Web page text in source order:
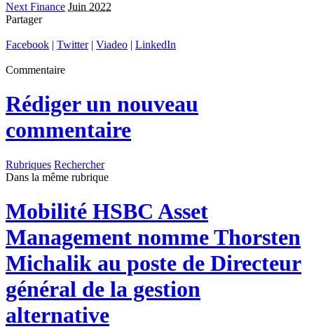
Next Finance Juin 2022
Partager
Facebook | Twitter| Viadeo | LinkedIn
Commentaire
Rédiger un nouveau
commentaire
Rubriques Rechercher
Dans la même rubrique
Mobilité HSBC Asset
Management nomme Thorsten
Michalik au poste de Directeur
général de la gestion
alternative